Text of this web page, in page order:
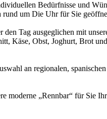
Bedürfnisse und
um Die Uhr für Sie
Tag ausgeglichen mit
Käse, Obst, Joghurt, Brot
an regionalen,
moderne „Rennbar“ für Sie